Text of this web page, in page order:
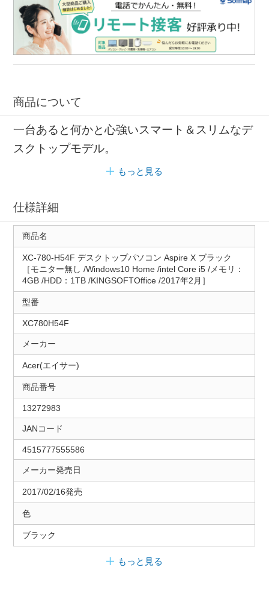
商品について
一台あると何かと心強いスマート＆スリムなデ
スクトップモデル。
もっと見る
仕様詳細
商品名
XC-780-H54F デスクトップパソコン Aspire X ブラック
［モニター無し /Windows10 Home /intel Core i5 /メモリ：
4GB /HDD：1TB /KINGSOFTOffice /2017年2月］
型番
XC780H54F
メーカー
Acer(エイサー)
商品番号
13272983
JANコード
4515777555586
メーカー発売日
2017/02/16発売
色
ブラック
もっと見る